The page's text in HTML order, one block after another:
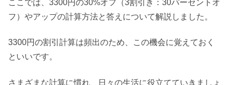
ここでは、3300円の30%オフ（3割引き：30パーセントオ
フ）やアップの計算方法と答えについて解説しました。
3300円の割引計算は頻出のため、この機会に覚えておく
といいです。
さまざまな計算に慣れ、日々の生活に役立てていきましょ